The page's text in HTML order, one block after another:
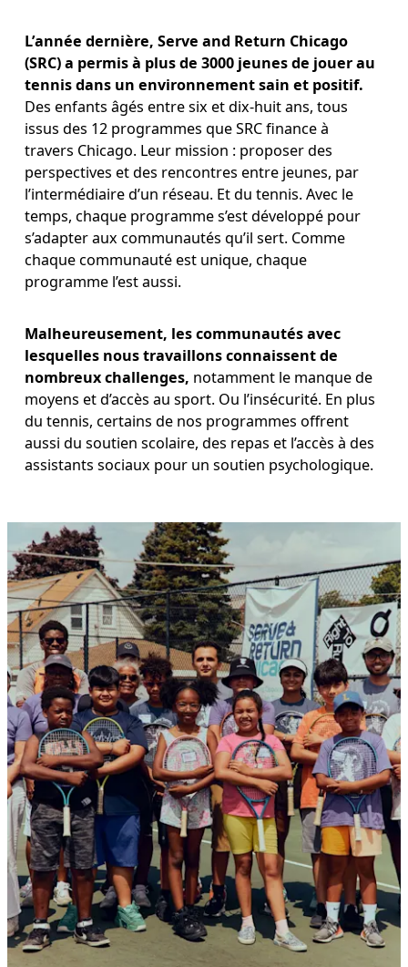
L’année dernière, Serve and Return Chicago
(SRC) a permis à plus de 3000 jeunes de jouer au
tennis dans un environnement sain et positif.
Des enfants âgés entre six et dix-huit ans, tous
issus des 12 programmes que SRC finance à
travers Chicago. Leur mission : proposer des
perspectives et des rencontres entre jeunes, par
l’intermédiaire d’un réseau. Et du tennis. Avec le
temps, chaque programme s’est développé pour
s’adapter aux communautés qu’il sert. Comme
chaque communauté est unique, chaque
programme l’est aussi.
Malheureusement, les communautés avec
lesquelles nous travaillons connaissent de
nombreux challenges, notamment le manque de
moyens et d’accès au sport. Ou l’insécurité. En plus
du tennis, certains de nos programmes offrent
aussi du soutien scolaire, des repas et l’accès à des
assistants sociaux pour un soutien psychologique.